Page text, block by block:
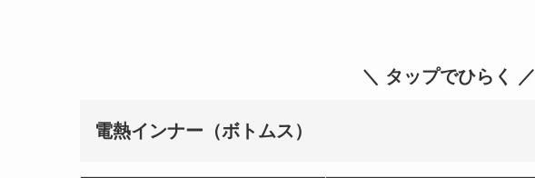
＼ タップでひらく ／
電熱インナー（ボトムス）